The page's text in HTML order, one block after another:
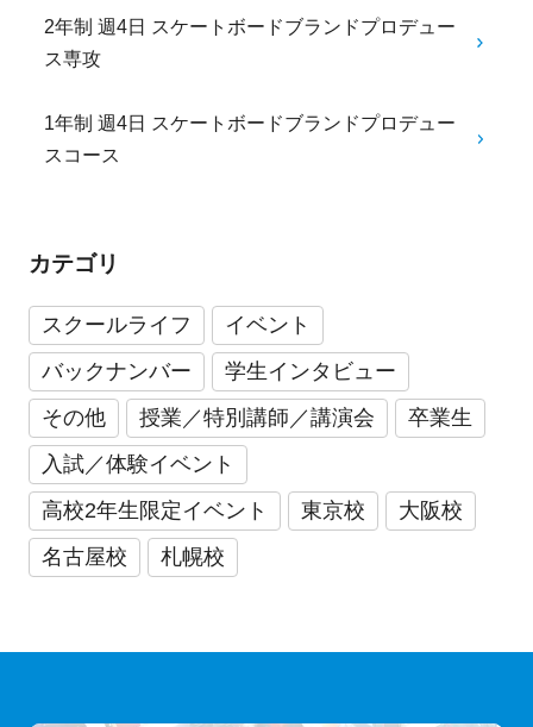
2年制 週4日 スケートボードブランドプロデュー
ス専攻
1年制 週4日 スケートボードブランドプロデュー
スコース
カテゴリ
スクールライフ
イベント
バックナンバー
学生インタビュー
その他
授業／特別講師／講演会
卒業生
入試／体験イベント
高校2年生限定イベント
東京校
大阪校
名古屋校
札幌校